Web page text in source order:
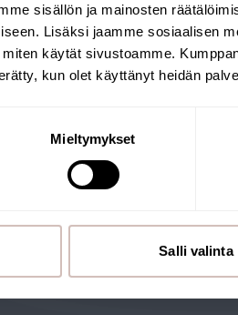
sisällön ja mainosten
Lisäksi jaamme sosiaalisen
käytät sivustoamme.
kun olet käyttänyt heidän
Mieltymykset
Salli valinta
AQVA?
Select your shipping country
continu
Shipping country